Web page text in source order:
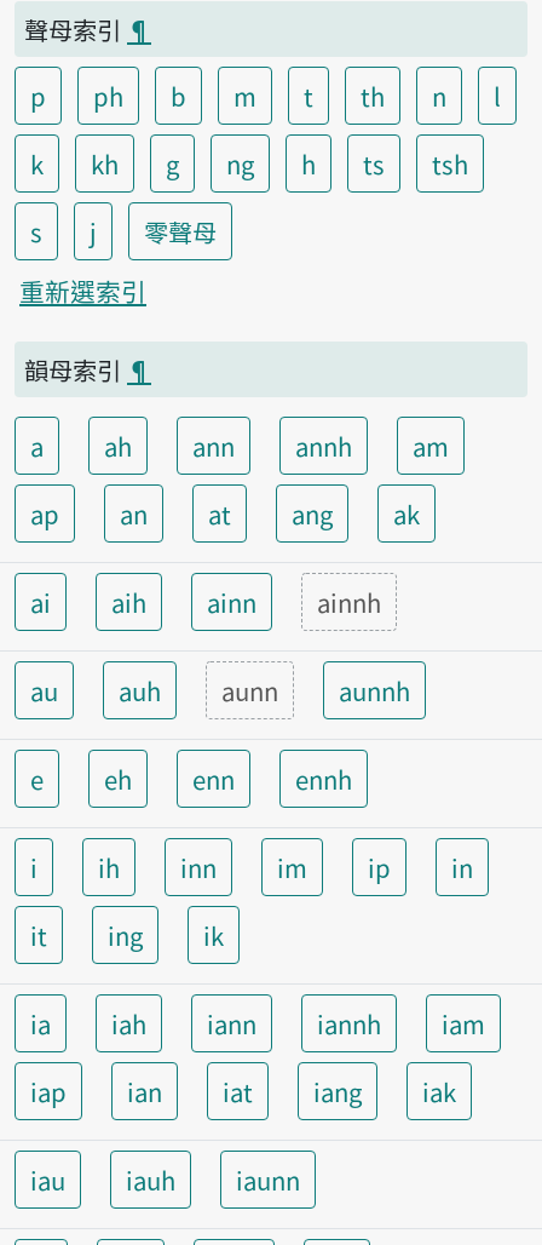
聲母索引 ¶
p
ph b m t th n
l
k
kh g ng h ts
tsh
s
j
零聲母
重新選索引
韻母索引 ¶
a ah ann annh
am
ap
an at ang ak
ai aih ainn ainnh
au auh aunn aunnh
e eh enn ennh
i ih inn im ip
in
it
ing ik
ia iah iann iannh
iam
iap
ian iat iang iak
iau iauh iaunn